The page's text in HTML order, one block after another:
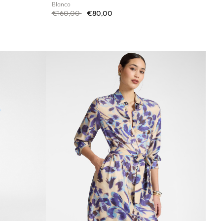
Blanco
Price reduced from
€160,00to€80,00